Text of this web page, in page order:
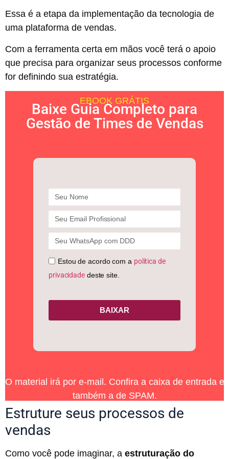
Essa é a etapa da implementação da tecnologia de
uma plataforma de vendas.
Com a ferramenta certa em mãos você terá o apoio
que precisa para organizar seus processos conforme
for definindo sua estratégia.
EBOOK GRÁTIS
Baixe Guia Completo para
Gestão de Times de Vendas
Estou de acordo com a política de
privacidadedeste site.
BAIXAR
O material irá por e-mail. Confira a caixa de entrada e
também a de SPAM.
Estruture seus processos de
vendas
Como você pode imaginar, a estruturação do